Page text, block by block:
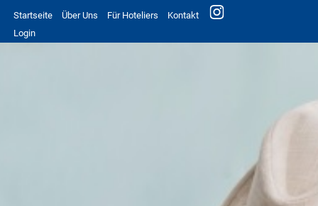
Startseite Über Uns Für Hoteliers
Kontakt
Login